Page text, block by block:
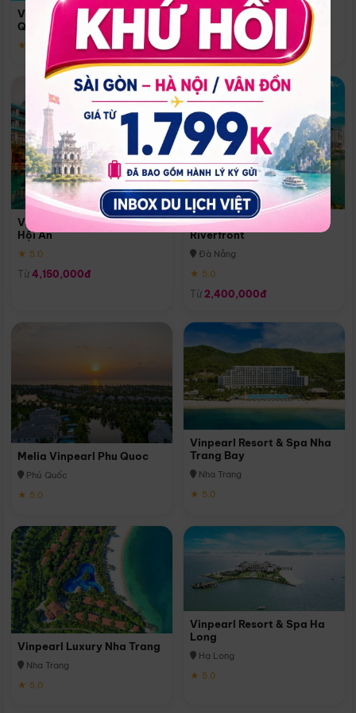
Vinpearl Resort & Spa Phu
Quoc
★ 5.0
Quoc
Phú Quốc
★ 5.0
Vinpearl Resort & Golf Nam
Hội An
★ 5.0
Từ 4,150,000đ
Melia Vinpearl Danang
Riverfront
Đà Nẵng
★ 5.0
Từ 2,400,000đ
Melia Vinpearl Phu Quoc
Phú Quốc
★ 5.0
Vinpearl Resort & Spa Nha
Trang Bay
Nha Trang
★ 5.0
Vinpearl Luxury Nha Trang
Nha Trang
★ 5.0
Vinpearl Resort & Spa Ha
Long
Hạ Long
★ 5.0